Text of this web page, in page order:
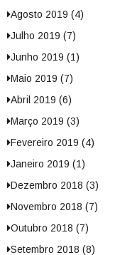
Agosto 2019 (4)
Julho 2019 (7)
Junho 2019 (1)
Maio 2019 (7)
Abril 2019 (6)
Março 2019 (3)
Fevereiro 2019 (4)
Janeiro 2019 (1)
Dezembro 2018 (3)
Novembro 2018 (7)
Outubro 2018 (7)
Setembro 2018 (8)